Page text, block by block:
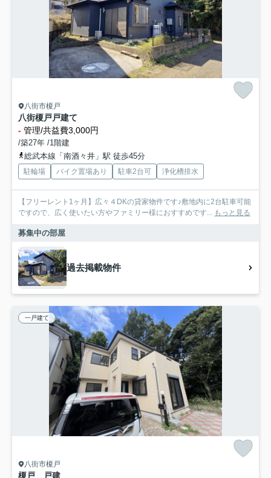
八街市榎戸
八街榎戸戸建て
- 管理/共益費3,000円
/築27年 /1階建
総武本線「南酒々井」駅 徒歩45分
駐輪場 バイク置場あり 駐車2台可 浄化槽排水
【フリーレント1ヶ月】広々４DKの貸家物件です♪敷地内に2台駐車可能
ですので、広く使いたい方やファミリー様におすすめです... もっと見る
募集中の部屋
過去掲載物件
一戸建て
八街市榎戸
榎戸 戸建